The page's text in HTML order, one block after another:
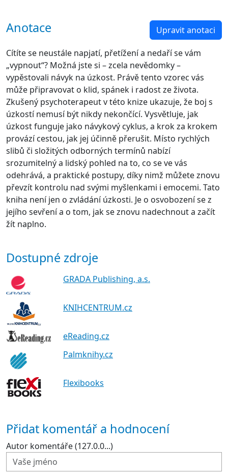
Anotace Upravit anotaci
Cítíte se neustále napjatí, přetížení a nedaří se vám
„vypnout“? Možná jste si – zcela nevědomky –
vypěstovali návyk na úzkost. Právě tento vzorec vás
může připravovat o klid, spánek i radost ze života.
Zkušený psychoterapeut v této knize ukazuje, že boj s
úzkostí nemusí být nikdy nekončící. Vysvětluje, jak
úzkost funguje jako návykový cyklus, a krok za krokem
provází cestou, jak jej účinně přerušit. Místo rychlých
slibů či složitých odborných termínů nabízí
srozumitelný a lidský pohled na to, co se ve vás
odehrává, a praktické postupy, díky nimž můžete znovu
převzít kontrolu nad svými myšlenkami i emocemi. Tato
kniha není jen o zvládání úzkosti. Je o osvobození se z
jejího sevření a o tom, jak se znovu nadechnout a začít
žít naplno.
Dostupné zdroje
GRADA Publishing, a.s.
KNIHCENTRUM.cz
eReading.cz
Palmknihy.cz
Flexibooks
Přidat komentář a hodnocení
Autor komentáře (127.0.0...)